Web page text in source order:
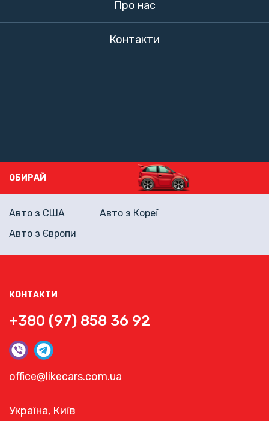
Про нас
Контакти
КОНТАКТИ
+380 (97) 858 36 92
office@likecars.com.ua
Україна, Київ
ОБИРАЙ
Авто з США
Авто з Кореї
Авто з Європи